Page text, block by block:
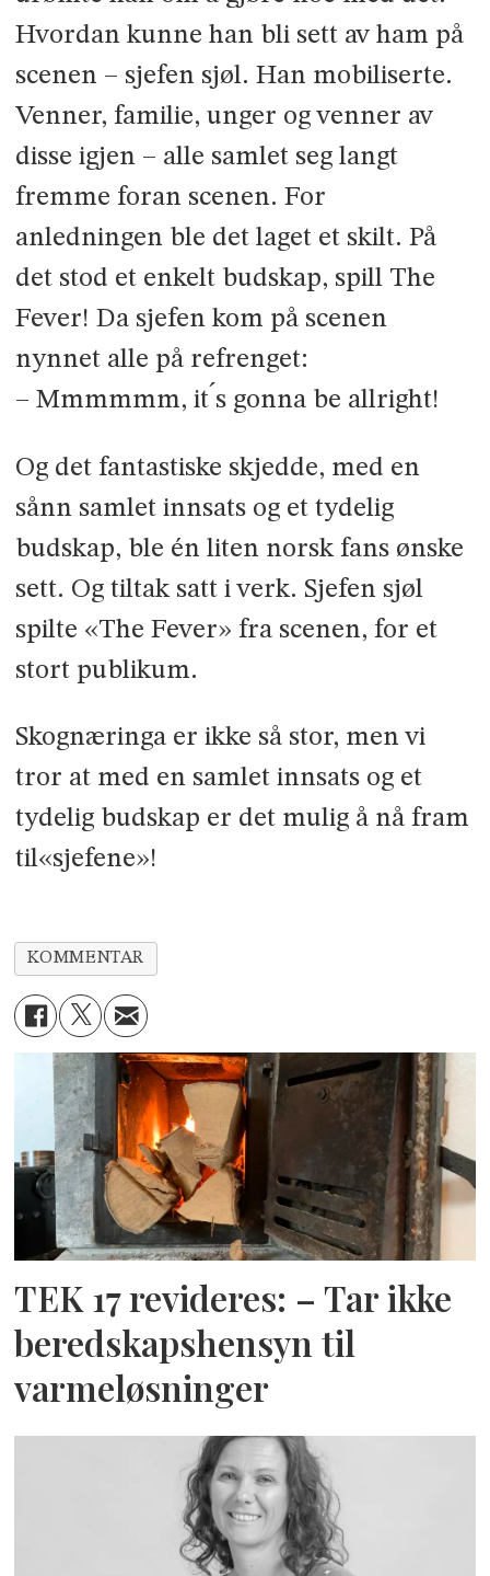
Hvordan kunne han bli sett av ham på
scenen – sjefen sjøl. Han mobiliserte.
Venner, familie, unger og venner av
disse igjen – alle samlet seg langt
fremme foran scenen. For
anledningen ble det laget et skilt. På
det stod et enkelt budskap, spill The
Fever! Da sjefen kom på scenen
nynnet alle på refrenget:
– Mmmmmm, it ́s gonna be allright!
Og det fantastiske skjedde, med en
sånn samlet innsats og et tydelig
budskap, ble én liten norsk fans ønske
sett. Og tiltak satt i verk. Sjefen sjøl
spilte «The Fever» fra scenen, for et
stort publikum.
Skognæringa er ikke så stor, men vi
tror at med en samlet innsats og et
tydelig budskap er det mulig å nå fram
til«sjefene»!
KOMMENTAR
TEK 17 revideres: – Tar ikke
beredskapshensyn til
varmeløsninger